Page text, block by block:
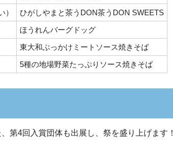
）
ひがしやまと茶うDON茶うDON SWEETS
ほうれんバーグドッグ
東大和ぶっかけミートソース焼きそば
5種の地場野菜たっぷりソース焼きそば
第4回入賞団体も出展し、祭を盛り上げます！